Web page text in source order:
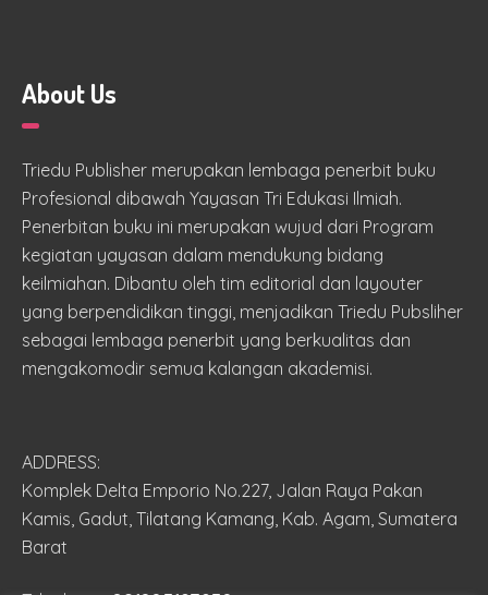
About Us
Triedu Publisher merupakan lembaga penerbit buku
Profesional dibawah Yayasan Tri Edukasi Ilmiah.
Penerbitan buku ini merupakan wujud dari Program
kegiatan yayasan dalam mendukung bidang
keilmiahan. Dibantu oleh tim editorial dan layouter
yang berpendidikan tinggi, menjadikan Triedu Pubsliher
sebagai lembaga penerbit yang berkualitas dan
mengakomodir semua kalangan akademisi.
ADDRESS:
Komplek Delta Emporio No.227, Jalan Raya Pakan
Kamis, Gadut, Tilatang Kamang, Kab. Agam, Sumatera
Barat